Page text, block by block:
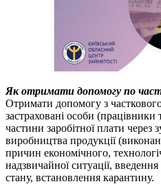
Як отримати допомогу по
Отримати допомогу з
застраховані особи
частини заробітної плати
виробництва продукції
причин економічного,
надзвичайної ситуації,
стану, встановлення карантину.